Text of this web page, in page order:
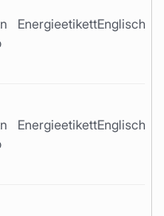
EnergieetikettEnglisch
EnergieetikettEnglisch